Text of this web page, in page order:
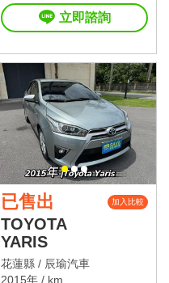
立即諮詢
已售出 加入比較
TOYOTA
YARIS
花蓮縣 / 辰瑜汽車
2015年 / km